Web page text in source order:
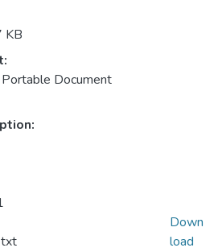
KB
Document
Down
load